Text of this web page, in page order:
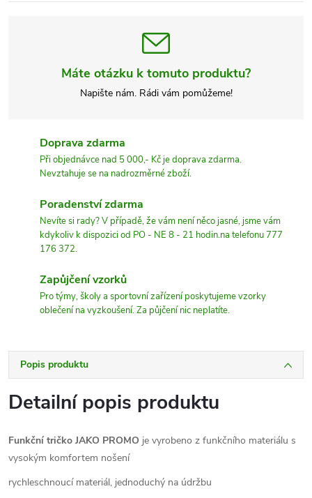
Máte otázku k tomuto produktu?
Napište nám. Rádi vám pomůžeme!
Doprava zdarma
Při objednávce nad 5 000,- Kč je doprava zdarma.
Nevztahuje se na nadrozměrné zboží.
Poradenství zdarma
Nevíte si rady? V případě, že vám není něco jasné, jsme vám
kdykoliv k dispozici od PO - NE 8 - 21 hodin.na telefonu 777
176 372.
Zapůjčení vzorků
Pro týmy, školy a sportovní zařízení poskytujeme vzorky
oblečení na vyzkoušení. Za půjčení nic neplatíte.
Popis produktu
Detailní popis produktu
Funkční tričko JAKO PROMO je vyrobeno z funkčního materiálu s
vysokým komfortem nošení
rychleschnoucí materiál, jednoduchý na údržbu